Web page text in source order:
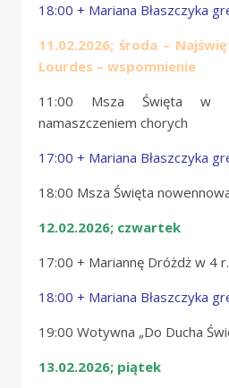
18:00 + Mariana Błaszczyka
11.02.2026; środa –
Lourdes – wspomnienie
11:00 Msza Święta w
namaszczeniem chorych
17:00 + Mariana Błaszczyka
18:00 Msza Święta
12.02.2026; czwartek
17:00 + Mariannę Dróżdż w 4
18:00 + Mariana Błaszczyka
19:00 Wotywna „Do Ducha
13.02.2026; piątek